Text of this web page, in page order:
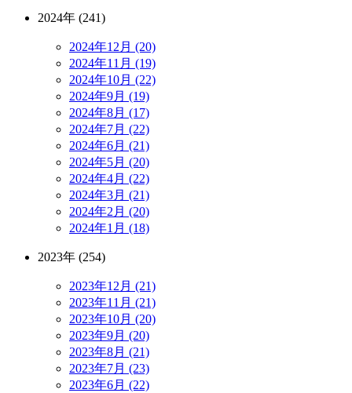
2024年 (241)
2024年12月 (20)
2024年11月 (19)
2024年10月 (22)
2024年9月 (19)
2024年8月 (17)
2024年7月 (22)
2024年6月 (21)
2024年5月 (20)
2024年4月 (22)
2024年3月 (21)
2024年2月 (20)
2024年1月 (18)
2023年 (254)
2023年12月 (21)
2023年11月 (21)
2023年10月 (20)
2023年9月 (20)
2023年8月 (21)
2023年7月 (23)
2023年6月 (22)